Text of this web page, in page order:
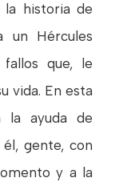
la historia de
un Hércules
que, le
vida. En esta
la ayuda de
gente, con
y a la